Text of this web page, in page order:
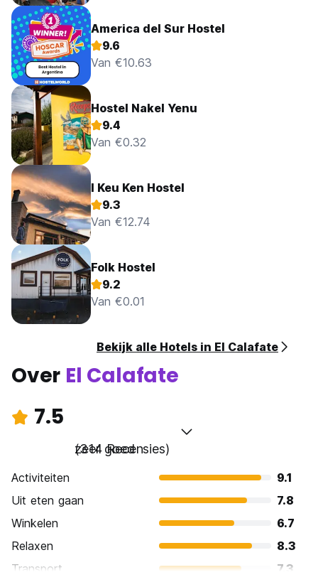
America del Sur Hostel
9.6
Van €10.63
Hostel Nakel Yenu
9.4
Van €0.32
I Keu Ken Hostel
9.3
Van €12.74
Folk Hostel
9.2
Van €0.01
Bekijk alle Hotels in El Calafate
Over El Calafate
7.5
zeer goed
(314 Recensies)
Activiteiten
9.1
Uit eten gaan
7.8
Winkelen
6.7
Relaxen
8.3
Transport
7.3